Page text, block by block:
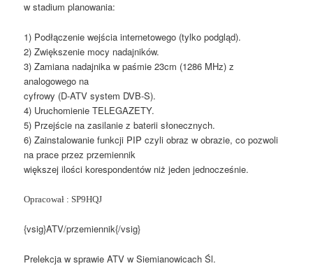
w stadium planowania:
1) Podłączenie wejścia internetowego (tylko podgląd).
2) Zwiększenie mocy nadajników.
3) Zamiana nadajnika w paśmie 23cm (1286 MHz) z
analogowego na
cyfrowy (D-ATV system DVB-S).
4) Uruchomienie TELEGAZETY.
5) Przejście na zasilanie z baterii słonecznych.
6) Zainstalowanie funkcji PIP czyli obraz w obrazie, co pozwoli
na prace przez przemiennik
większej ilości korespondentów niż jeden jednocześnie.
Opracował : SP9HQJ
{vsig}ATV/przemiennik{/vsig}
Prelekcja w sprawie ATV w Siemianowicach Śl.